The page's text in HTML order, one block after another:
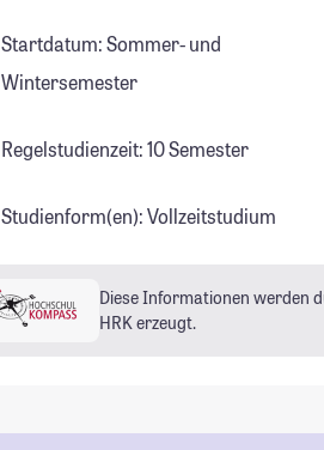
Startdatum: Sommer- und
Wintersemester
Regelstudienzeit: 10 Semester
Studienform(en): Vollzeitstudium
Diese Informationen werden
HRK erzeugt.